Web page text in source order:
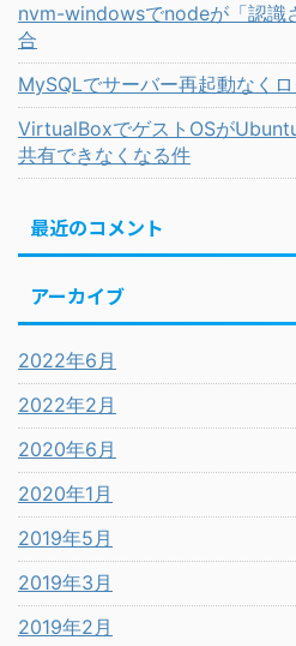
nvm-windowsでnodeが「認識
合
MySQLでサーバー再起動なく
VirtualBoxでゲストOSが
共有できなくなる件
最近のコメント
アーカイブ
2022年6月
2022年2月
2020年6月
2020年1月
2019年5月
2019年3月
2019年2月